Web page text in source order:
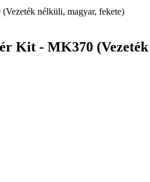
nélküli, magyar, fekete)
Kit - MK370